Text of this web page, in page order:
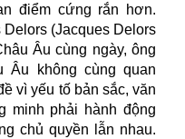
điểm cứng rắn hơn.
(Jacques Delors
Âu cùng ngày, ông
Âu không cùng quan
vì yếu tố bản sắc, văn
minh phải hành động
chủ quyền lẫn nhau.